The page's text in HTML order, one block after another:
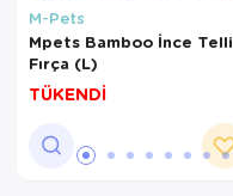
M-Pets
Mpets Bamboo İnce Telli
Fırça (L)
TÜKENDİ